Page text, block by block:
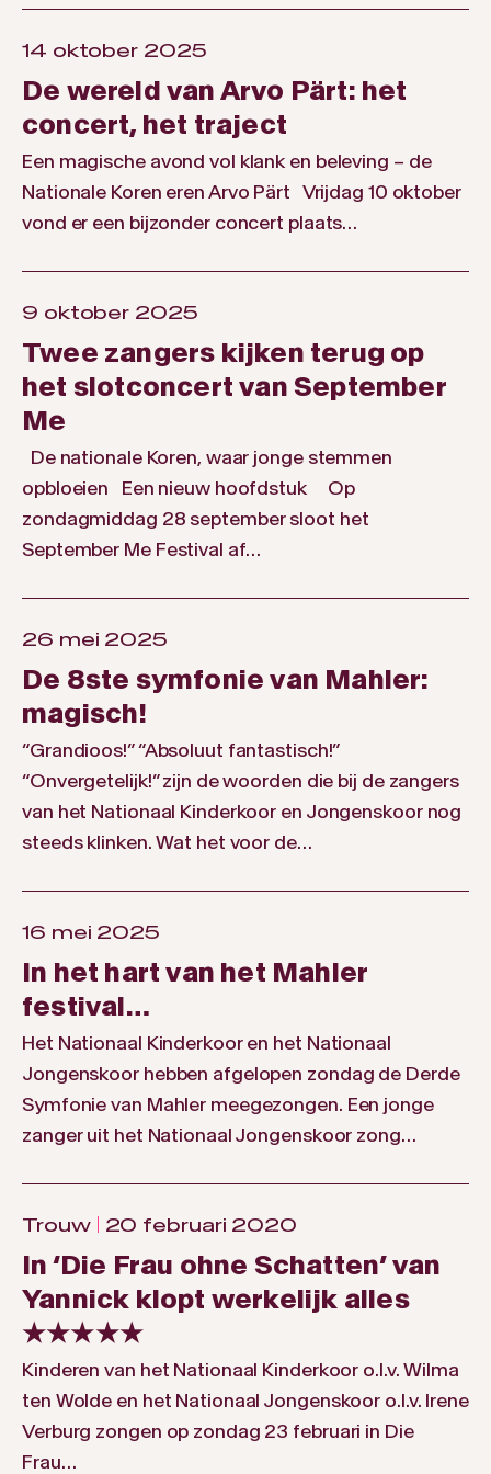
14 oktober 2025
De wereld van Arvo Pärt: het
concert, het traject
Een magische avond vol klank en beleving – de
Nationale Koren eren Arvo Pärt Vrijdag 10 oktober
vond er een bijzonder concert plaats…
9 oktober 2025
Twee zangers kijken terug op
het slotconcert van September
Me
De nationale Koren, waar jonge stemmen
opbloeien Een nieuw hoofdstuk Op
zondagmiddag 28 september sloot het
September Me Festival af…
26 mei 2025
De 8ste symfonie van Mahler:
magisch!
“Grandioos!” “Absoluut fantastisch!”
“Onvergetelijk!” zijn de woorden die bij de zangers
van het Nationaal Kinderkoor en Jongenskoor nog
steeds klinken. Wat het voor de…
16 mei 2025
In het hart van het Mahler
festival…
Het Nationaal Kinderkoor en het Nationaal
Jongenskoor hebben afgelopen zondag de Derde
Symfonie van Mahler meegezongen. Een jonge
zanger uit het Nationaal Jongenskoor zong…
Trouw 20 februari 2020
In ‘Die Frau ohne Schatten’ van
Yannick klopt werkelijk alles
★★★★★
Kinderen van het Nationaal Kinderkoor o.l.v. Wilma
ten Wolde en het Nationaal Jongenskoor o.l.v. Irene
Verburg zongen op zondag 23 februari in Die
Frau…